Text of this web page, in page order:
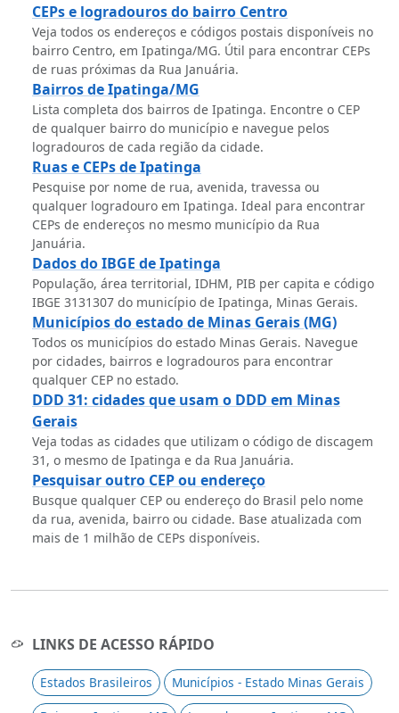
CEPs e logradouros do bairro Centro
Veja todos os endereços e códigos postais disponíveis no
bairro Centro, em Ipatinga/MG. Útil para encontrar CEPs
de ruas próximas da Rua Januária.
Bairros de Ipatinga/MG
Lista completa dos bairros de Ipatinga. Encontre o CEP
de qualquer bairro do município e navegue pelos
logradouros de cada região da cidade.
Ruas e CEPs de Ipatinga
Pesquise por nome de rua, avenida, travessa ou
qualquer logradouro em Ipatinga. Ideal para encontrar
CEPs de endereços no mesmo município da Rua
Januária.
Dados do IBGE de Ipatinga
População, área territorial, IDHM, PIB per capita e código
IBGE 3131307 do município de Ipatinga, Minas Gerais.
Municípios do estado de Minas Gerais (MG)
Todos os municípios do estado Minas Gerais. Navegue
por cidades, bairros e logradouros para encontrar
qualquer CEP no estado.
DDD 31: cidades que usam o DDD em Minas
Gerais
Veja todas as cidades que utilizam o código de discagem
31, o mesmo de Ipatinga e da Rua Januária.
Pesquisar outro CEP ou endereço
Busque qualquer CEP ou endereço do Brasil pelo nome
da rua, avenida, bairro ou cidade. Base atualizada com
mais de 1 milhão de CEPs disponíveis.
LINKS DE ACESSO RÁPIDO
Estados Brasileiros
Municípios - Estado Minas Gerais